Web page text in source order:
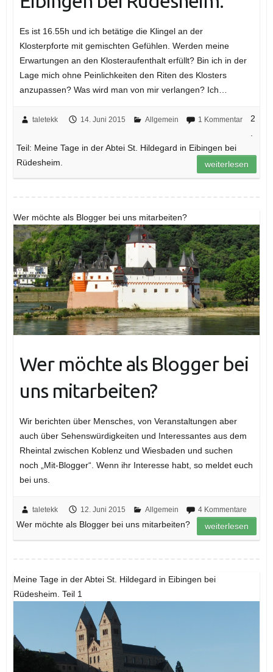
Es ist 16.55h und ich betätige die Klingel an der
Klosterpforte mit gemischten Gefühlen. Werden meine
Erwartungen an den Klosteraufenthalt erfüllt? Bin ich in der
Lage mich ohne Peinlichkeiten den Riten des Klosters
anzupassen? Was wird man von mir verlangen? Ich…
taletekk 14. Juni 2015 Allgemein 1 Kommentar
2
Teil: Meine Tage in der Abtei St. Hildegard in Eibingen bei
Rüdesheim.
weiterlesen
Wer möchte als Blogger bei uns mitarbeiten?
Wer möchte als Blogger bei
uns mitarbeiten?
Wir berichten über Mensches, von Veranstaltungen aber
auch über Sehenswürdigkeiten und Interessantes aus dem
Rheintal zwischen Koblenz und Wiesbaden und suchen
noch „Mit-Blogger“. Wenn ihr Interesse habt, so meldet euch
bei uns.
taletekk 12. Juni 2015 Allgemein 4 Kommentare
Wer möchte als Blogger bei uns mitarbeiten? weiterlesen
Meine Tage in der Abtei St. Hildegard in Eibingen bei
Rüdesheim. Teil 1